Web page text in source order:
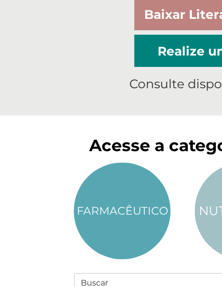
Baixar
Realize
Consulte
Acesse a
FARMACÊUTICO